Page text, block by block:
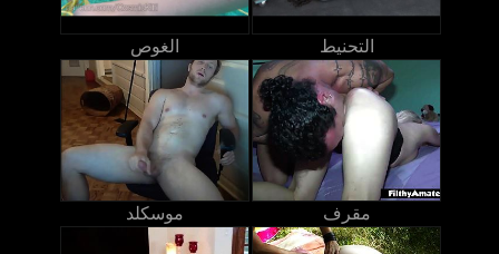
الغوص التحنيط
موسكلد مقرف